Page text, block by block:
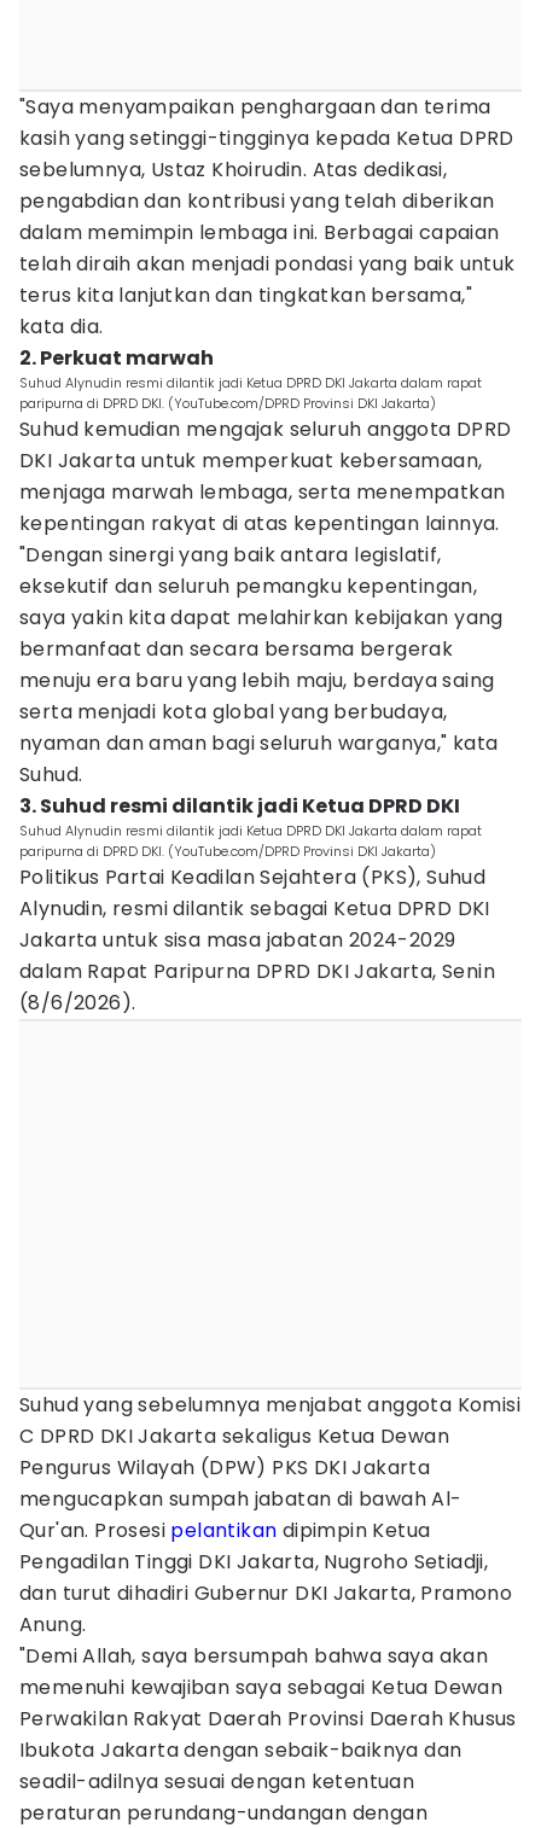
"Saya menyampaikan penghargaan dan terima
kasih yang setinggi-tingginya kepada Ketua DPRD
sebelumnya, Ustaz Khoirudin. Atas dedikasi,
pengabdian dan kontribusi yang telah diberikan
dalam memimpin lembaga ini. Berbagai capaian
telah diraih akan menjadi pondasi yang baik untuk
terus kita lanjutkan dan tingkatkan bersama,"
kata dia.
2. Perkuat marwah
Suhud Alynudin resmi dilantik jadi Ketua DPRD DKI Jakarta dalam rapat
paripurna di DPRD DKI. (YouTube.com/DPRD Provinsi DKI Jakarta)
Suhud kemudian mengajak seluruh anggota DPRD
DKI Jakarta untuk memperkuat kebersamaan,
menjaga marwah lembaga, serta menempatkan
kepentingan rakyat di atas kepentingan lainnya.
"Dengan sinergi yang baik antara legislatif,
eksekutif dan seluruh pemangku kepentingan,
saya yakin kita dapat melahirkan kebijakan yang
bermanfaat dan secara bersama bergerak
menuju era baru yang lebih maju, berdaya saing
serta menjadi kota global yang berbudaya,
nyaman dan aman bagi seluruh warganya," kata
Suhud.
3. Suhud resmi dilantik jadi Ketua DPRD DKI
Suhud Alynudin resmi dilantik jadi Ketua DPRD DKI Jakarta dalam rapat
paripurna di DPRD DKI. (YouTube.com/DPRD Provinsi DKI Jakarta)
Politikus Partai Keadilan Sejahtera (PKS), Suhud
Alynudin, resmi dilantik sebagai Ketua DPRD DKI
Jakarta untuk sisa masa jabatan 2024-2029
dalam Rapat Paripurna DPRD DKI Jakarta, Senin
(8/6/2026).
Suhud yang sebelumnya menjabat anggota Komisi
C DPRD DKI Jakarta sekaligus Ketua Dewan
Pengurus Wilayah (DPW) PKS DKI Jakarta
mengucapkan sumpah jabatan di bawah Al-
Qur'an. Prosesi pelantikan dipimpin Ketua
Pengadilan Tinggi DKI Jakarta, Nugroho Setiadji,
dan turut dihadiri Gubernur DKI Jakarta, Pramono
Anung.
"Demi Allah, saya bersumpah bahwa saya akan
memenuhi kewajiban saya sebagai Ketua Dewan
Perwakilan Rakyat Daerah Provinsi Daerah Khusus
Ibukota Jakarta dengan sebaik-baiknya dan
seadil-adilnya sesuai dengan ketentuan
peraturan perundang-undangan dengan